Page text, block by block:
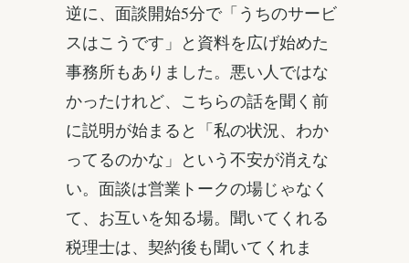
逆に、面談開始5分で「うちのサービ
スはこうです」と資料を広げ始めた
事務所もありました。悪い人ではな
かったけれど、こちらの話を聞く前
に説明が始まると「私の状況、わか
ってるのかな」という不安が消えな
い。面談は営業トークの場じゃなく
て、お互いを知る場。聞いてくれる
税理士は、契約後も聞いてくれま